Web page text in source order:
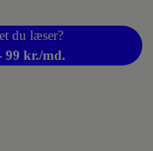
du læser?
99 kr./md.